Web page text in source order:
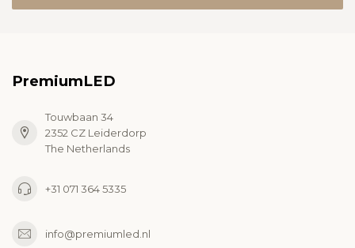
PremiumLED
Touwbaan 34
2352 CZ Leiderdorp
The Netherlands
+31 071 364 5335
info@premiumled.nl